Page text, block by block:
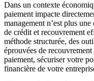
Dans un contexte
paiement impacte
management n’est plus
de crédit et recouvrement
méthode structurée, des
éprouvées de
paiement, sécuriser votre
financière de votre